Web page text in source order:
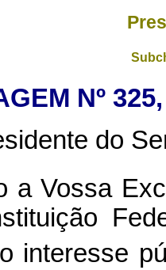
Nº
do
interesse